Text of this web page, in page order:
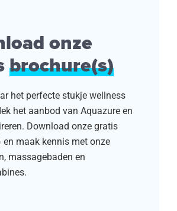
onze
brochure(s)
het perfecte stukje wellness
het aanbod van Aquazure en
Download onze gratis
en maak kennis met onze
massagebaden en